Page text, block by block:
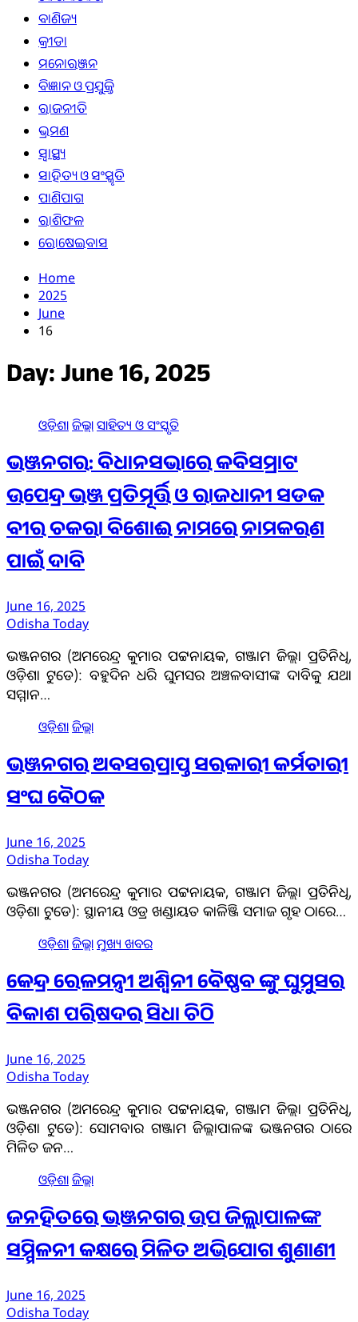
ବାଣିଜ୍ୟ
କ୍ରୀଡା
ମନୋରଞ୍ଜନ
ବିଜ୍ଞାନ ଓ ପ୍ରଯୁକ୍ତି
ରାଜନୀତି
ଭ୍ରମଣ
ସ୍ୱାସ୍ଥ୍ୟ
ସାହିତ୍ୟ ଓ ସଂସ୍କୃତି
ପାଣିପାଗ
ରାଶିଫଳ
ରୋଷେଇବାସ
Home
2025
June
16
Day:June 16, 2025
ଓଡ଼ିଶାଜିଲ୍ଲାସାହିତ୍ୟ ଓ ସଂସ୍କୃତି
ଭଞ୍ଜନଗର: ବିଧାନସଭାରେ କବିସମ୍ରାଟ
ଉପେନ୍ଦ୍ର ଭଞ୍ଜ ପ୍ରତିମୂର୍ତ୍ତି ଓ ରାଜଧାନୀ ସଡକ
ବୀର ଚକରା ବିଶୋଈ ନାମରେ ନାମକରଣ
ପାଇଁ ଦାବି
June 16, 2025
Odisha Today
ଭଞ୍ଜନଗର (ଅମରେନ୍ଦ୍ର କୁମାର ପଟ୍ଟନାୟକ, ଗଞ୍ଜାମ ଜିଲ୍ଲା ପ୍ରତିନିଧି,
ଓଡ଼ିଶା ଟୁଡେ): ବହୁଦିନ ଧରି ଘୁମସର ଅଞ୍ଚଳବାସୀଙ୍କ ଦାବିକୁ ଯଥା
ସମ୍ମାନ…
ଓଡ଼ିଶାଜିଲ୍ଲା
ଭଞ୍ଜନଗର ଅବସରପ୍ରାପ୍ତ ସରକାରୀ କର୍ମଚାରୀ
ସଂଘ ବୈଠକ
June 16, 2025
Odisha Today
ଭଞ୍ଜନଗର (ଅମରେନ୍ଦ୍ର କୁମାର ପଟ୍ଟନାୟକ, ଗଞ୍ଜାମ ଜିଲ୍ଲା ପ୍ରତିନିଧି,
ଓଡ଼ିଶା ଟୁଡେ): ସ୍ଥାନୀୟ ଓଡ୍ର ଖଣ୍ଡାୟତ କାଳିଞ୍ଜି ସମାଜ ଗୃହ ଠାରେ…
ଓଡ଼ିଶାଜିଲ୍ଲାମୁଖ୍ୟ ଖବର
କେନ୍ଦ୍ର ରେଳମନ୍ତ୍ରୀ ଅଶ୍ୱିନୀ ବୈଷ୍ଣବ ଙ୍କୁ ଘୁମୁସର
ବିକାଶ ପରିଷଦର ସିଧା ଚିଠି
June 16, 2025
Odisha Today
ଭଞ୍ଜନଗର (ଅମରେନ୍ଦ୍ର କୁମାର ପଟ୍ଟନାୟକ, ଗଞ୍ଜାମ ଜିଲ୍ଲା ପ୍ରତିନିଧି,
ଓଡ଼ିଶା ଟୁଡେ): ସୋମବାର ଗଞ୍ଜାମ ଜିଲ୍ଲାପାଳଙ୍କ ଭଞ୍ଜନଗର ଠାରେ
ମିଳିତ ଜନ…
ଓଡ଼ିଶାଜିଲ୍ଲା
ଜନହିତରେ ଭଞ୍ଜନଗର ଉପ ଜିଲ୍ଲାପାଳଙ୍କ
ସମ୍ମିଳନୀ କକ୍ଷରେ ମିଳିତ ଅଭିଯୋଗ ଶୁଣାଣୀ
June 16, 2025
Odisha Today